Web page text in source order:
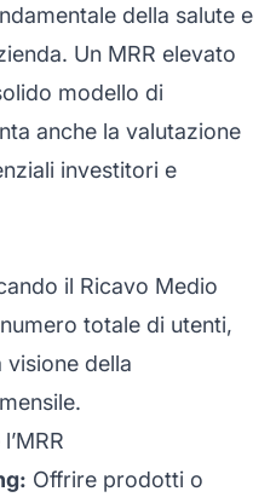
della salute e
Un MRR elevato
modello di
anche la valutazione
investitori e
il Ricavo Medio
totale di utenti,
della
Offrire prodotti o